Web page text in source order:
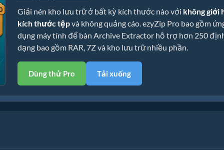
Giải nén kho lưu trữ ở bất kỳ kích thước nào với không giới
kích thước tệpvà không quảng cáo. ezyZip Pro bao gồm
dụng máy tính để bàn Archive Extractor hỗ trợ hơn 250
dạng bao gồm RAR, 7Z và kho lưu trữ nhiều phần.
Dùng thử Pro Tải xuống
cài đặt)